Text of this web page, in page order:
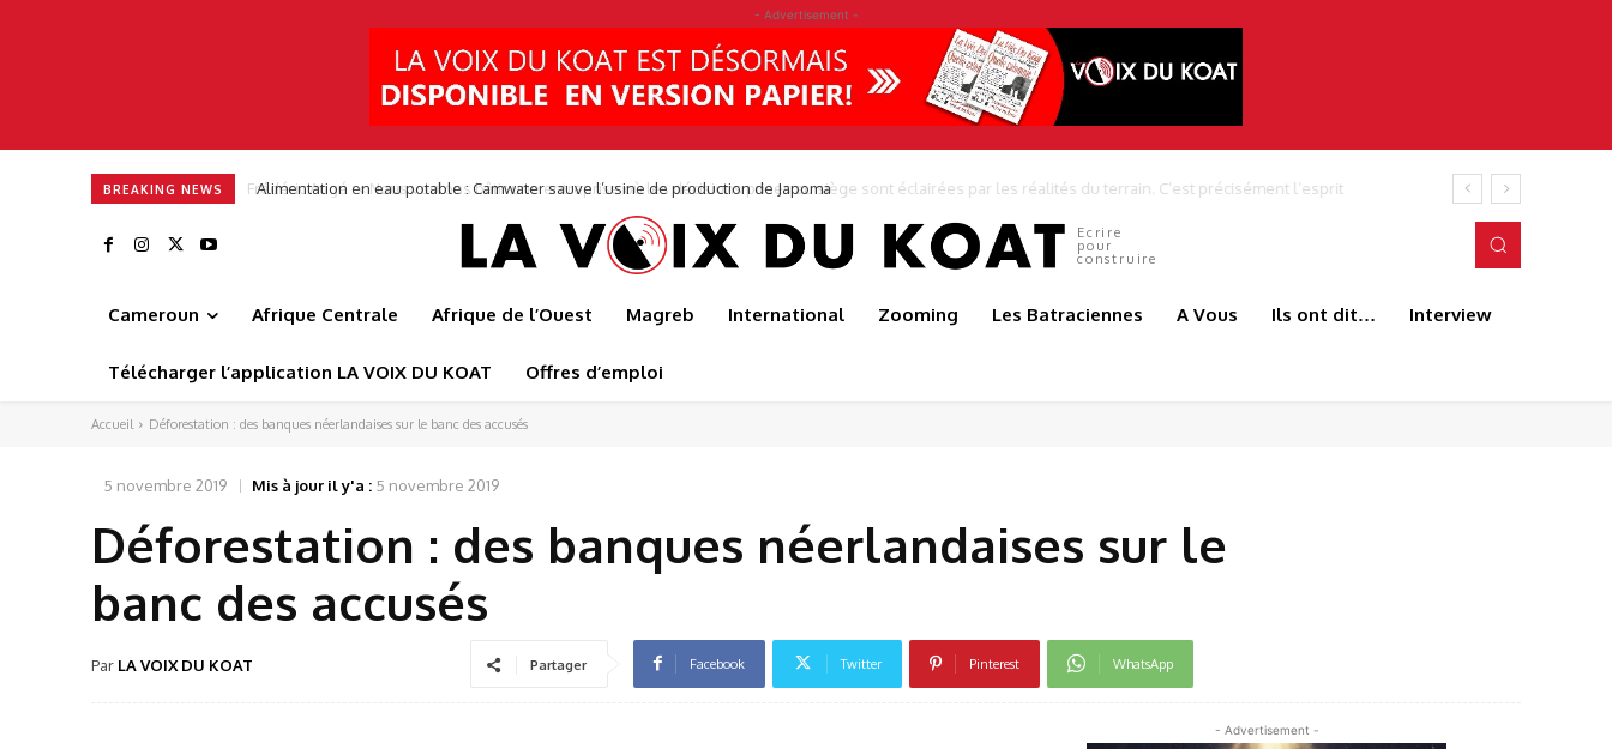
- Advertisement -
BREAKING NEWS Alimentation en eau potable : Camwater sauve l’usine de production de Japoma
Ecrire
pour
construire
Cameroun Afrique Centrale Afrique de l’Ouest Magreb International Zooming Les Batraciennes A Vous Ils ont dit… Interview
Télécharger l’application LA VOIX DU KOAT Offres d’emploi
Accueil Déforestation : des banques néerlandaises sur le banc des accusés
5 novembre 2019 Mis à jour il y'a : 5 novembre 2019
Déforestation : des banques néerlandaises sur le
banc des accusés
Par LA VOIX DU KOAT Partager Facebook Twitter Pinterest WhatsApp
- Advertisement -